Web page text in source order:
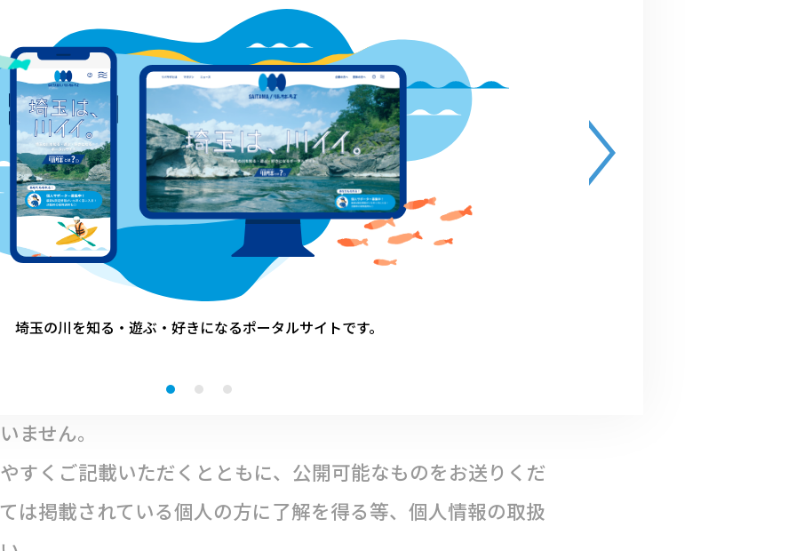
ません。）
（火）から１１月３０日（水）まで（消印有効）
ト
」に活動内容を２００～３００字程度で記入の上、活動
もに埼玉県環境部水環境課へお送りください（電子メール、
有効））。
ません。
すくご記載いただくとともに、公開可能なものをお送りくだ
は掲載されている個人の方に了解を得る等、個人情報の取扱
埼玉の川を知る・遊ぶ・好きになるポータルサイトです。